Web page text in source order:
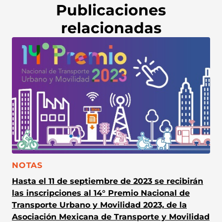
Publicaciones
relacionadas
CATEGORÍA:
NOTAS
Hasta el 11 de septiembre de 2023 se recibirán
las inscripciones al 14° Premio Nacional de
Transporte Urbano y Movilidad 2023, de la
Asociación Mexicana de Transporte y Movilidad